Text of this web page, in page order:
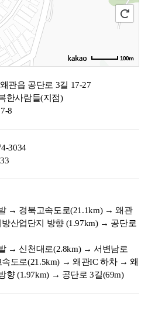
100m
관읍 공단로 3길 17-27
한사람들(지점)
8
3034
→ 경북고속도로(21.1km) → 왜관
산업단지 방향 (1.97km) → 공단로
→ 신천대로(2.8km) → 서변남로
도로(21.5km) → 왜관IC 하차 → 왜
향 (1.97km) → 공단로 3길(69m)